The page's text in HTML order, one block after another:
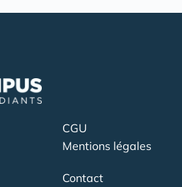
CGU
Mentions légales
Contact